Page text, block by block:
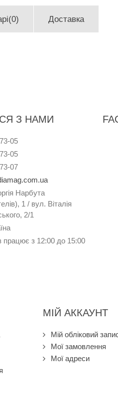
Доставка
З НАМИ
05
05
07
Нарбута
1 / вул. Віталія
2/1
працює з 12:00 до 15:00
МІЙ АККАУНТ
Мій обліковий
Мої замовлення
Мої адреси